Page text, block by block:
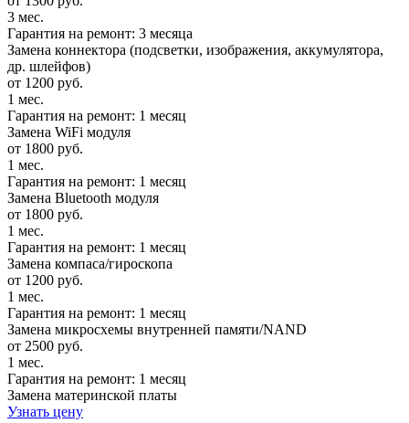
3 мес.
Гарантия на ремонт: 3 месяца
Замена коннектора (подсветки, изображения, аккумулятора,
др. шлейфов)
от 1200 руб.
1 мес.
Гарантия на ремонт: 1 месяц
Замена WiFi модуля
от 1800 руб.
1 мес.
Гарантия на ремонт: 1 месяц
Замена Bluetooth модуля
от 1800 руб.
1 мес.
Гарантия на ремонт: 1 месяц
Замена компаса/гироскопа
от 1200 руб.
1 мес.
Гарантия на ремонт: 1 месяц
Замена микросхемы внутренней памяти/NAND
от 2500 руб.
1 мес.
Гарантия на ремонт: 1 месяц
Замена материнской платы
Узнать цену